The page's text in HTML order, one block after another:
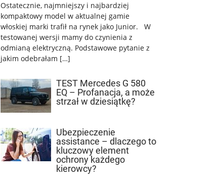
Ostatecznie, najmniejszy i najbardziej
kompaktowy model w aktualnej gamie
włoskiej marki trafił na rynek jako Junior. W
testowanej wersji mamy do czynienia z
odmianą elektryczną. Podstawowe pytanie z
jakim odebrałam […]
TEST Mercedes G 580
EQ – Profanacja, a może
strzał w dziesiątkę?
Ubezpieczenie
assistance – dlaczego to
kluczowy element
ochrony każdego
kierowcy?